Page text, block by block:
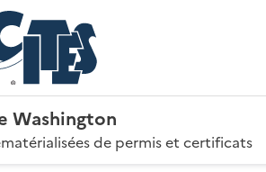
Washington
de permis et certificats